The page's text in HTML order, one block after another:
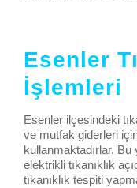
Esenler
İşlemleri
Esenler ilçesindeki
ve mutfak giderleri
kullanmaktadırlar. Bu
elektrikli tıkanıklık
tıkanıklık tespiti